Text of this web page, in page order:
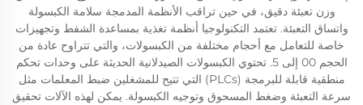
وزن تعبئة دقيق، في حين تراقب الأنظمة المدمجة سلامة الكبسولة
واتساق التعبئة. تعتمد التكنولوجيا أنظمة تغذية بمساعدة الشفط وتجهيزات
خاصة للتعامل مع أحجام مختلفة من الكبسولات، والتي تتراوح عادة من
الحجم 00 إلى 5. تحتوي الكبسولات الصيدلانية الحديثة على وحدات تحكم
منطقية قابلة للبرمجة (PLCs) التي تتيح للمشغلين ضبط المعلمات مثل
سرعة التعبئة وضغط المسحوق وتوجيه الكبسولة. يمكن لهذه الآلات تحقيق